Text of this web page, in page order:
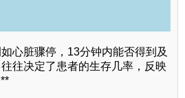
心脏骤停，13分钟内能否得到及
往决定了患者的生存几率，反映